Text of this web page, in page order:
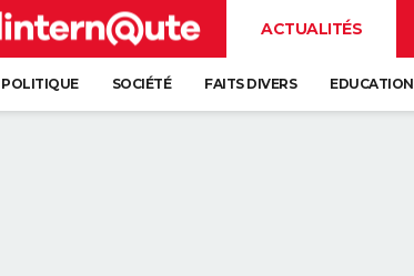
ACTUALITÉS
POLITIQUE SOCIÉTÉ FAITS DIVERS EDUCATION